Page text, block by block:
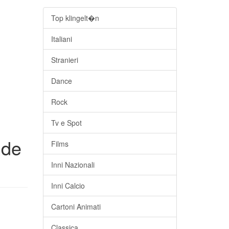
Top klingelt�n
Italiani
Stranieri
Dance
Rock
Tv e Spot
Films
Inni Nazionali
Inni Calcio
Cartoni Animati